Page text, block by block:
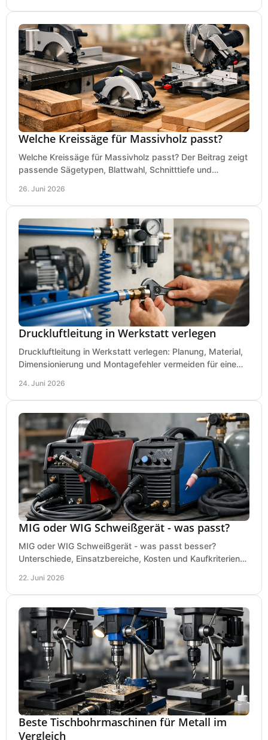
Welche Kreissäge für Massivholz passt?
Welche Kreissäge für Massivholz passt? Der Beitrag zeigt
passende Sägetypen, Blattwahl, Schnitttiefe und
26. Juni 2026
Druckluftleitung in Werkstatt verlegen
Druckluftleitung in Werkstatt verlegen: Planung, Material,
Dimensionierung und Montagefehler vermeiden für eine
24. Juni 2026
MIG oder WIG Schweißgerät - was passt?
MIG oder WIG Schweißgerät - was passt besser?
Unterschiede, Einsatzbereiche, Kosten und Kaufkriterien
22. Juni 2026
Beste Tischbohrmaschinen für Metall im
Vergleich